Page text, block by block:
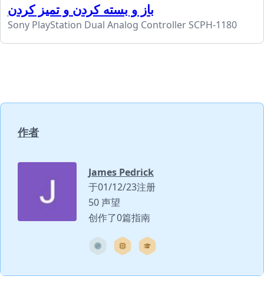
باز و بسته کردن و تمیز کردن
Sony PlayStation Dual Analog Controller SCPH-1180
作者
James Pedrick
于01/12/23注册
50 声望
创作了0篇指南